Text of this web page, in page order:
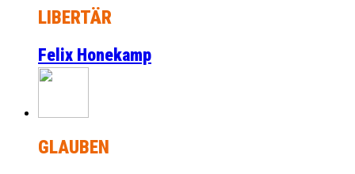
LIBERTÄR
Felix Honekamp
GLAUBEN